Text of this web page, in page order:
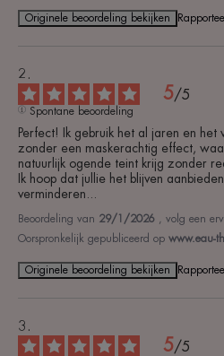
Originele beoordeling bekijken
5/5
Spontane beoordeling
Perfect! Ik gebruik het al jaren en het
zonder een maskerachtig effect,
natuurlijk ogende teint krijg zonder
Ik hoop dat jullie het blijven
verminderen...
Beoordeling van 29/1/2026 , volg een
Oorspronkelijk gepubliceerd op www.eau-
Originele beoordeling bekijken
5/5